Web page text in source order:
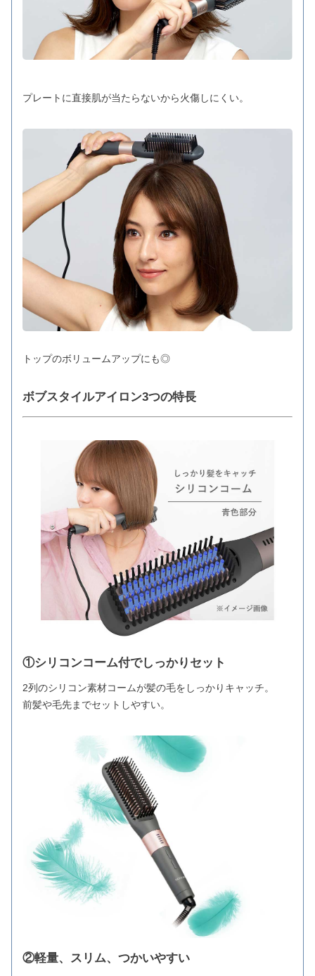
プレートに直接肌が当たらないから火傷しにくい。
トップのボリュームアップにも◎
ボブスタイルアイロン3つの特長
①シリコンコーム付でしっかりセット
2列のシリコン素材コームが髪の毛をしっかりキャッチ。
前髪や毛先までセットしやすい。
②軽量、スリム、つかいやすい